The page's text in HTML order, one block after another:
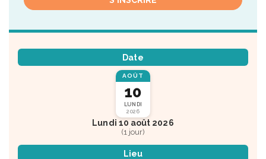
Date
AOÛT
10
LUNDI
2026
Lundi 10 août 2026
(1 jour)
Lieu